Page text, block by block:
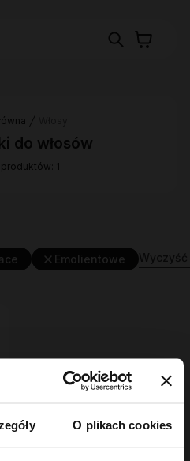
O plikach cookies
do włosów
1
Emolientowe